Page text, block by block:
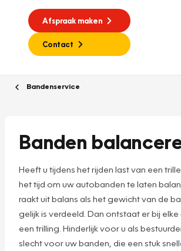
Afspraak maken
Contact
Bandenservice
Banden
Heeft u tijdens het rijden last van een
het tijd om uw autobanden te laten
raakt uit balans als het gewicht van de
gelijk is verdeeld. Dan ontstaat er bij
een trilling. Hinderlijk voor u als
slecht voor uw banden, die een stuk